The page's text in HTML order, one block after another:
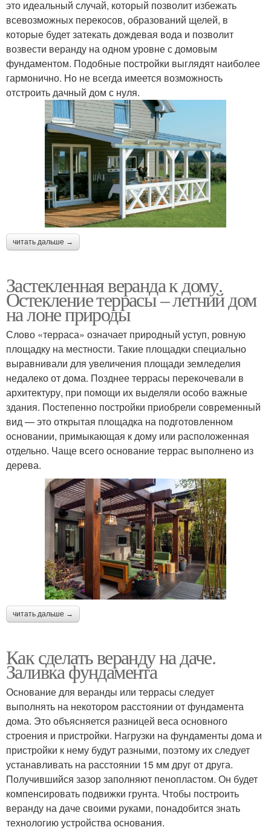
это идеальный случай, который позволит избежать
всевозможных перекосов, образований щелей, в
которые будет затекать дождевая вода и позволит
возвести веранду на одном уровне с домовым
фундаментом. Подобные постройки выглядят наиболее
гармонично. Но не всегда имеется возможность
отстроить дачный дом с нуля.
читать дальше →
Застекленная веранда к дому.
Остекление террасы – летний дом
на лоне природы
Слово «терраса» означает природный уступ, ровную
площадку на местности. Такие площадки специально
выравнивали для увеличения площади земледелия
недалеко от дома. Позднее террасы перекочевали в
архитектуру, при помощи их выделяли особо важные
здания. Постепенно постройки приобрели современный
вид — это открытая площадка на подготовленном
основании, примыкающая к дому или расположенная
отдельно. Чаще всего основание террас выполнено из
дерева.
читать дальше →
Как сделать веранду на даче.
Заливка фундамента
Основание для веранды или террасы следует
выполнять на некотором расстоянии от фундамента
дома. Это объясняется разницей веса основного
строения и пристройки. Нагрузки на фундаменты дома и
пристройки к нему будут разными, поэтому их следует
устанавливать на расстоянии 15 мм друг от друга.
Получившийся зазор заполняют пенопластом. Он будет
компенсировать подвижки грунта. Чтобы построить
веранду на даче своими руками, понадобится знать
технологию устройства основания.